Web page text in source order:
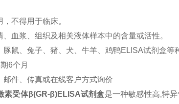
不得用于临床。
血浆、组织及相关液体样本中的含量或活性。
豚鼠、兔子、猪、犬、牛羊、鸡鸭ELISA试剂盒等
6个月
邮件、传真或在线客户方式询价
素受体β(GR-β)ELISA试剂盒是一种敏感性高,特